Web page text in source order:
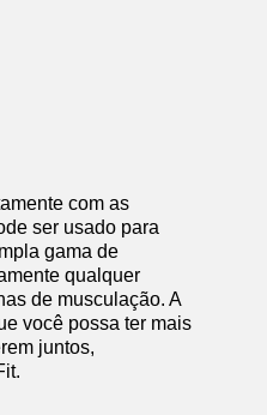
com as
ser usado para
gama de
qualquer
de musculação. A
você possa ter mais
juntos,